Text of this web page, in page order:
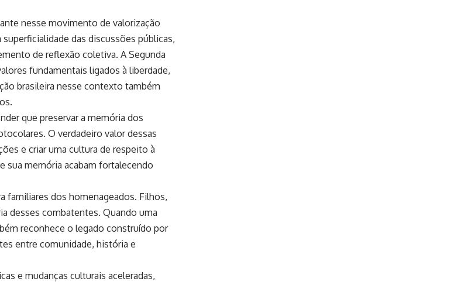
nesse movimento de valorização
das discussões públicas,
de reflexão coletiva. A Segunda
fundamentais ligados à liberdade,
brasileira nesse contexto também
que preservar a memória dos
O verdadeiro valor dessas
e criar uma cultura de respeito à
sua memória acabam fortalecendo
familiares dos homenageados. Filhos,
desses combatentes. Quando uma
reconhece o legado construído por
entre comunidade, história e
e mudanças culturais aceleradas,